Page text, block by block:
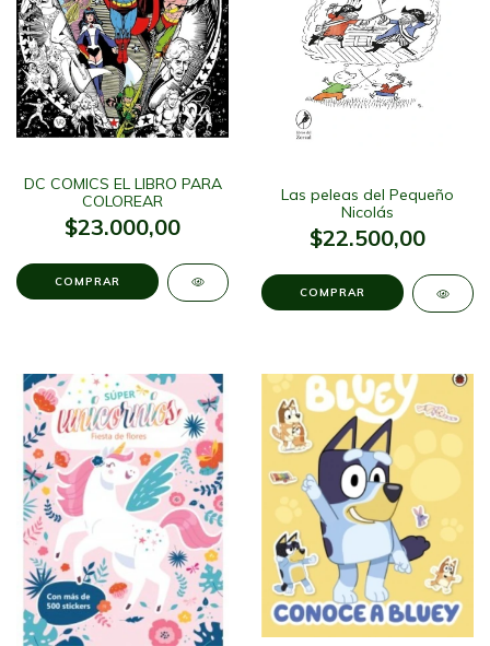
DC COMICS EL LIBRO PARA
COLOREAR
$23.000,00
Las peleas del Pequeño
Nicolás
$22.500,00